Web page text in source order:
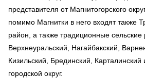
представителя от Магнитогорского
помимо Магнитки в него входят также
район, а также традиционные сельские
Верхнеуральский, Нагайбакский,
Кизильский, Брединский,
городской округ.